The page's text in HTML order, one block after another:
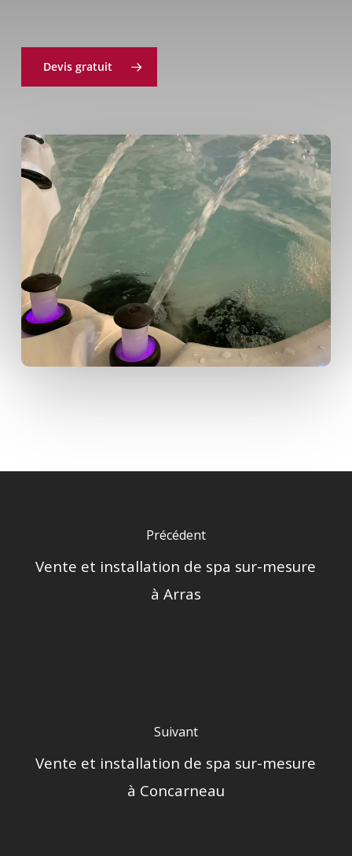
Devis gratuit
Précédent
Vente et installation de spa sur-mesure
à Arras
Suivant
Vente et installation de spa sur-mesure
à Concarneau